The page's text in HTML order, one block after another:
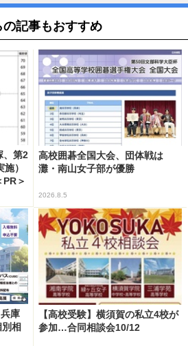
の記事もおすすめ
、第2
）
＞
高校囲碁全国大会、団体戦は
灘・南山女子部が優勝
2026.8.5
庫
相
【高校受験】横須賀の私立4校が
参加…合同相談会10/12